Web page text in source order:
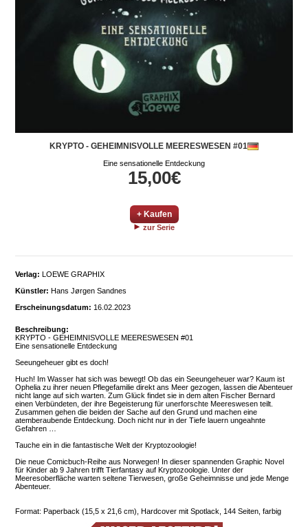
KRYPTO - GEHEIMNISVOLLE MEERESWESEN #01
Eine sensationelle Entdeckung
15,00€
+ Kaufen
zur Serie
Verlag: LOEWE GRAPHIX
Künstler: Hans Jørgen Sandnes
Erscheinungsdatum: 16.02.2023
Beschreibung:
KRYPTO - GEHEIMNISVOLLE MEERESWESEN #01
Eine sensationelle Entdeckung
Seeungeheuer gibt es doch!
Huch! Im Wasser hat sich was bewegt! Ob das ein Seeungeheuer war? Kaum ist
Ophelia zu ihrer neuen Pflegefamilie direkt ans Meer gezogen, lassen die Abenteuer
nicht lange auf sich warten. Zum Glück findet sie in dem alten Fischer Bernard
einen Verbündeten, der ihre Begeisterung für unerforschte Meereswesen teilt.
Zusammen gehen die beiden der Sache auf den Grund und machen eine
atemberaubende Entdeckung. Doch nicht nur in der Tiefe lauern ungeahnte
Gefahren …
Tauche ein in die fantastische Welt der Kryptozoologie!
Die neue Comicbuch-Reihe aus Norwegen! In dieser spannenden Graphic Novel
für Kinder ab 9 Jahren trifft Tierfantasy auf Kryptozoologie. Unter der
Meeresoberfläche warten seltene Tierwesen, große Geheimnisse und jede Menge
Abenteuer.
Format: Paperback (15,5 x 21,6 cm), Hardcover mit Spotlack, 144 Seiten, farbig